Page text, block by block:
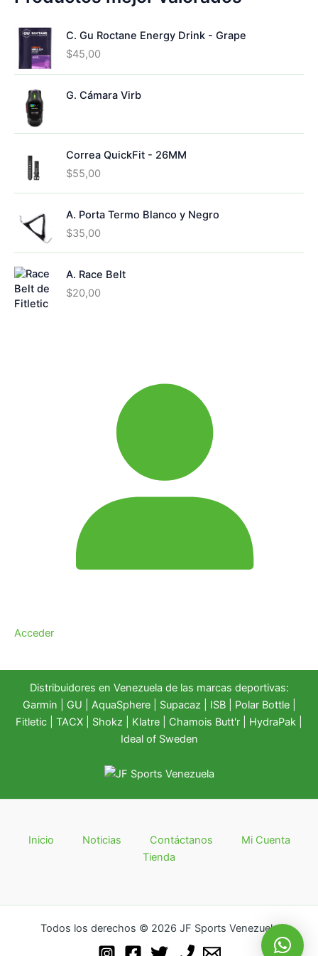
o
C. Gu Roctane Energy Drink - Grape
$45,00
G. Cámara Virb
Correa QuickFit - 26MM
$55,00
A. Porta Termo Blanco y Negro
$35,00
A. Race Belt
$20,00
Acceder
Distribuidores en Venezuela de las marcas deportivas:
Garmin
GU AquaSphere| Supacaz | ISB | Polar Bottle|
Fitletic
TACX Shokz Klatre Chamois Butt'r HydraPak
Ideal of Sweden
Inicio Noticias Contáctanos
Mi Cuenta
Tienda
Todos los derechos © 2026 JF Sports Venezuela